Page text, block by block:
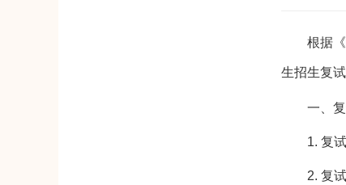
根据《四
生招生复
一、复
1. 复试
2. 复试